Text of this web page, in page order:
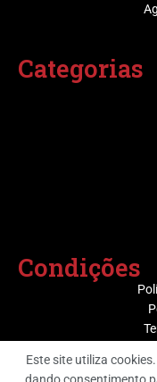
Categorias
Condições
Este site utiliza